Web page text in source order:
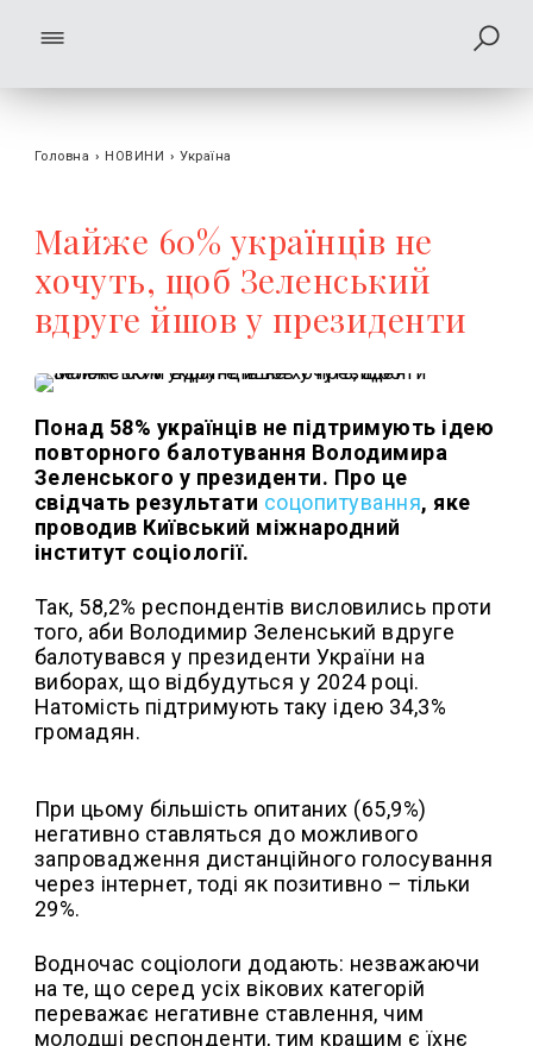
Головна › НОВИНИ › Україна
Майже 60% українців не
хочуть, щоб Зеленський
вдруге йшов у президенти
Понад 58% українців не підтримують ідею
повторного балотування Володимира
Зеленського у президенти. Про це
свідчать результати соцопитування, яке
проводив Київський міжнародний
інститут соціології.
Так, 58,2% респондентів висловились проти
того, аби Володимир Зеленський вдруге
балотувався у президенти України на
виборах, що відбудуться у 2024 році.
Натомість підтримують таку ідею 34,3%
громадян.
При цьому більшість опитаних (65,9%)
негативно ставляться до можливого
запровадження дистанційного голосування
через інтернет, тоді як позитивно – тільки
29%.
Водночас соціологи додають: незважаючи
на те, що серед усіх вікових категорій
переважає негативне ставлення, чим
молодші респонденти, тим кращим є їхнє